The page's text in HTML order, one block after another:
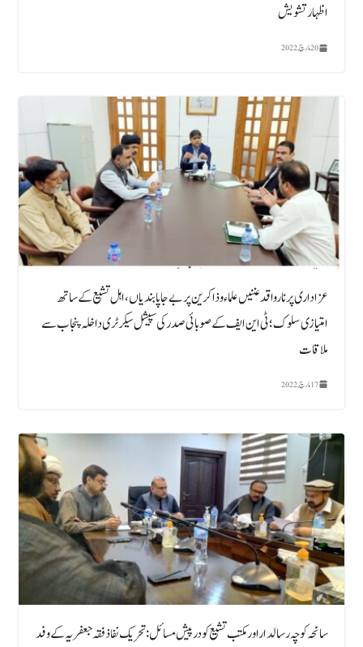
اظہار تشویش
20 مارچ, 2022
عزاداری پر ناروا قدغنیں علماء و ذاکرین پر بےجا پابندیاں، اہل تشیع کے ساتھ
امتیازی سلوک ؛ ٹی این ایف کے صوبائی صدر کی سپیشل سیکرٹری داخلہ پنجاب سے
ملاقات
17 مارچ, 2022
سانحہ کوچہ رسالداراورمکتب تشیع کو درپیش مسائل: تحریک نفاذ فقہ جعفریہ کے وفد